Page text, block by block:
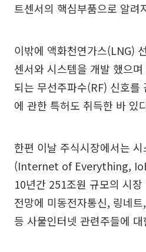
트센서의 핵심부품으로 알려
이밖에 액화천연가스(LNG)
센서와 시스템을 개발 했으
되는 무선주파수(RF) 신호를
에 관한 특허도 취득한 바 있
한편 이날 주식시장에서는 시
(Internet of Everything,
10년간 251조원 규모의 시
전망에 미동전자통신, 링네
등 사물인터넷 관련주들에